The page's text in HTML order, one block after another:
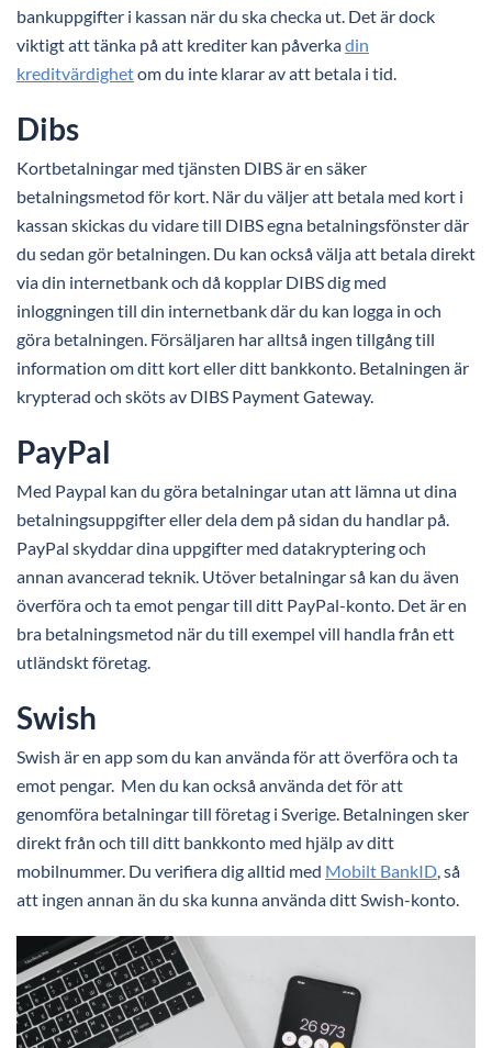
bankuppgifter i kassan när du ska checka ut. Det är dock
viktigt att tänka på att krediter kan påverkadin
kreditvärdighetom du inte klarar av att betala i tid.
Dibs
Kortbetalningar med tjänsten DIBS är en säker
betalningsmetod för kort. När du väljer att betala med kort i
kassan skickas du vidare till DIBS egna betalningsfönster där
du sedan gör betalningen. Du kan också välja att betala direkt
via din internetbank och då kopplar DIBS dig med
inloggningen till din internetbank där du kan logga in och
göra betalningen. Försäljaren har alltså ingen tillgång till
information om ditt kort eller ditt bankkonto. Betalningen är
krypterad och sköts av DIBS Payment Gateway.
PayPal
Med Paypal kan du göra betalningar utan att lämna ut dina
betalningsuppgifter eller dela dem på sidan du handlar på.
PayPal skyddar dina uppgifter med datakryptering och
annan avancerad teknik. Utöver betalningar så kan du även
överföra och ta emot pengar till ditt PayPal-konto. Det är en
bra betalningsmetod när du till exempel vill handla från ett
utländskt företag.
Swish
Swish är en app som du kan använda för att överföra och ta
emot pengar. Men du kan också använda det för att
genomföra betalningar till företag i Sverige. Betalningen sker
direkt från och till ditt bankkonto med hjälp av ditt
mobilnummer. Du verifiera dig alltid med Mobilt BankID , så
att ingen annan än du ska kunna använda ditt Swish-konto.